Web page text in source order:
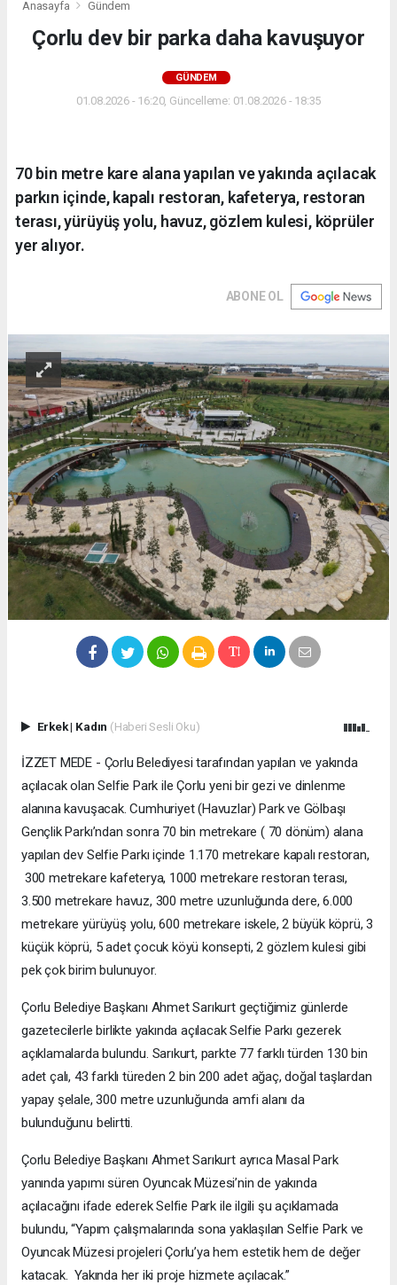
Anasayfa Gündem
Çorlu dev bir parka daha kavuşuyor
GÜNDEM
01.08.2026 - 16:20, Güncelleme: 01.08.2026 - 18:35
70 bin metre kare alana yapılan ve yakında açılacak
parkın içinde, kapalı restoran, kafeterya, restoran
terası, yürüyüş yolu, havuz, gözlem kulesi, köprüler
yer alıyor.
ABONE OL
Erkek| Kadın (Haberi Sesli Oku)
İZZET MEDE - Çorlu Belediyesi tarafından yapılan ve yakında
açılacak olan Selfie Park ile Çorlu yeni bir gezi ve dinlenme
alanına kavuşacak. Cumhuriyet (Havuzlar) Park ve Gölbaşı
Gençlik Parkı’ndan sonra 70 bin metrekare ( 70 dönüm) alana
yapılan dev Selfie Parkı içinde 1.170 metrekare kapalı restoran,
300 metrekare kafeterya, 1000 metrekare restoran terası,
3.500 metrekare havuz, 300 metre uzunluğunda dere, 6.000
metrekare yürüyüş yolu, 600 metrekare iskele, 2 büyük köprü, 3
küçük köprü, 5 adet çocuk köyü konsepti, 2 gözlem kulesi gibi
pek çok birim bulunuyor.
Çorlu Belediye Başkanı Ahmet Sarıkurt geçtiğimiz günlerde
gazetecilerle birlikte yakında açılacak Selfie Parkı gezerek
açıklamalarda bulundu. Sarıkurt, parkte 77 farklı türden 130 bin
adet çalı, 43 farklı türeden 2 bin 200 adet ağaç, doğal taşlardan
yapay şelale, 300 metre uzunluğunda amfi alanı da
bulunduğunu belirtti.
Çorlu Belediye Başkanı Ahmet Sarıkurt ayrıca Masal Park
yanında yapımı süren Oyuncak Müzesi’nin de yakında
açılacağını ifade ederek Selfie Park ile ilgili şu açıklamada
bulundu, “Yapım çalışmalarında sona yaklaşılan Selfie Park ve
Oyuncak Müzesi projeleri Çorlu’ya hem estetik hem de değer
katacak. Yakında her iki proje hizmete açılacak.”